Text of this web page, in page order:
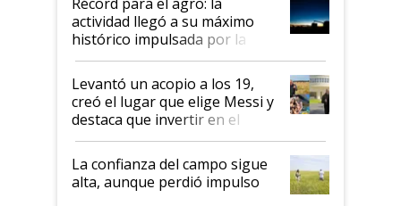
liderazgo en un semestre
récord
actividad llegó a su máximo
histórico impulsada por la
cosecha y las exportaciones
Levantó un acopio a los 19,
creó el lugar que elige Messi y
destaca que invertir en el
kirchnerismo era como "darle
plata a un hijo para droga":
Juan Félix Rossetti, el libertario
que de una dura crisis salió
La confianza del campo sigue
alta, aunque perdió impulso